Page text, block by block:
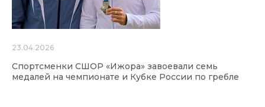
23.04.2026
Спортсменки СШОР «Ижора» завоевали семь
медалей на чемпионате и Кубке России по гребле